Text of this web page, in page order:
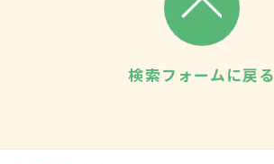
検索フォームに戻る